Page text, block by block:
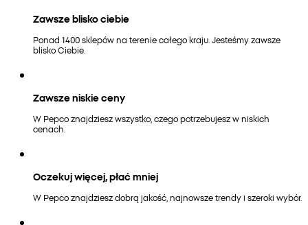
Zawsze blisko ciebie
Ponad 1400 sklepów na terenie całego kraju. Jesteśmy zawsze
blisko Ciebie.
Zawsze niskie ceny
W Pepco znajdziesz wszystko, czego potrzebujesz w niskich
cenach.
Oczekuj więcej, płać mniej
W Pepco znajdziesz dobrą jakość, najnowsze trendy i szeroki wybór.